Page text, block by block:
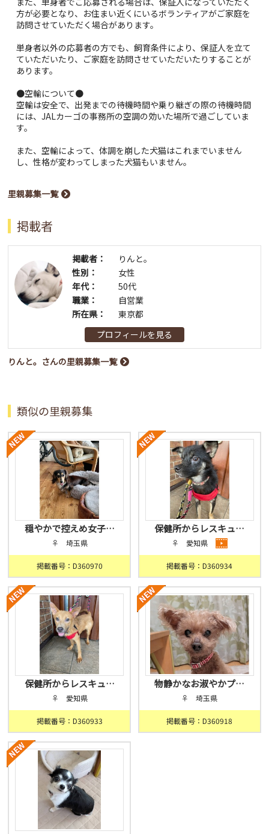
方が必要となり、お住まい近くにいるボランティアがご家庭を
訪問させていただく場合があります。
単身者以外の応募者の方でも、飼育条件により、保証人を立て
ていただいたり、ご家庭を訪問させていただいたりすることが
あります。
●空輸について●
空輸は安全で、出発までの待機時間や乗り継ぎの際の待機時間
には、JALカーゴの事務所の空調の効いた場所で過ごしていま
す。
また、空輸によって、体調を崩した犬猫はこれまでいません
し、性格が変わってしまった犬猫もいません。
里親募集一覧
掲載者
掲載者：
りんと。
性別：
女性
年代：
50代
職業：
自営業
所在県：
東京都
プロフィールを見る
りんと。さんの里親募集一覧
類似の里親募集
穏やかで控えめ女子…
♀ 埼玉県
掲載番号：D360970
保健所からレスキュ…
♀ 愛知県
掲載番号：D360934
保健所からレスキュ…
♀ 愛知県
掲載番号：D360933
物静かなお淑やかプ…
♀ 埼玉県
掲載番号：D360918